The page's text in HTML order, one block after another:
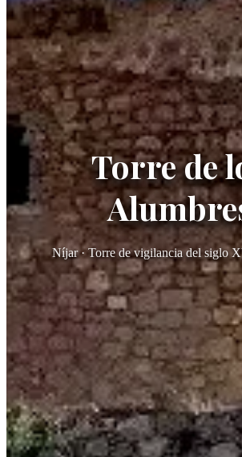
Torre de
Níjar · Torre de vigilancia del siglo